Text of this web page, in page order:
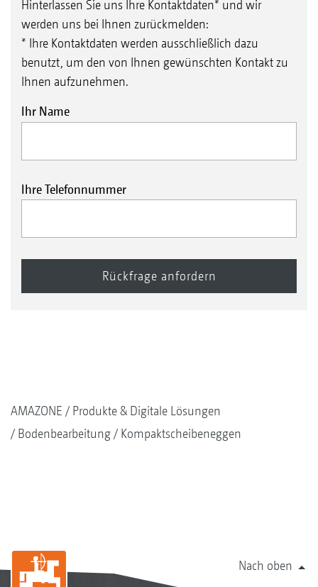
Hinterlassen Sie uns Ihre Kontaktdaten* und wir
werden uns bei Ihnen zurückmelden:
* Ihre Kontaktdaten werden ausschließlich dazu
benutzt, um den von Ihnen gewünschten Kontakt zu
Ihnen aufzunehmen.
Ihr Name
Ihre Telefonnummer
AMAZONE
Produkte & Digitale Lösungen
Bodenbearbeitung
Kompaktscheibeneggen
Nach oben